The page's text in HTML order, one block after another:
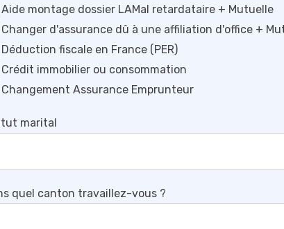
Aide montage dossier LAMal retardataire + Mutuelle
Changer d'assurance dû à une affiliation d'office +
Déduction fiscale en France (PER)
Crédit immobilier ou consommation
Changement Assurance Emprunteur
marital
quel canton travaillez-vous ?